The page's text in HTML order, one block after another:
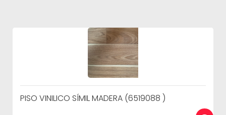
PISO VINILICO SÍMIL MADERA (6519088 )